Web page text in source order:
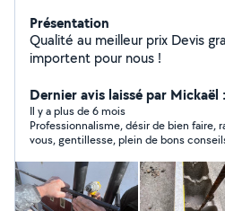
Présentation
Qualité au meilleur prix Devis gratuit Votre confiance est
importent pour nous !
Dernier avis laissé par Mickaël
Il y a plus de 6 mois
Professionnalisme, désir de bien faire, rapidité pour le rendez
vous, gentillesse, plein de bons conseils. Et en plus
recommande à 100%